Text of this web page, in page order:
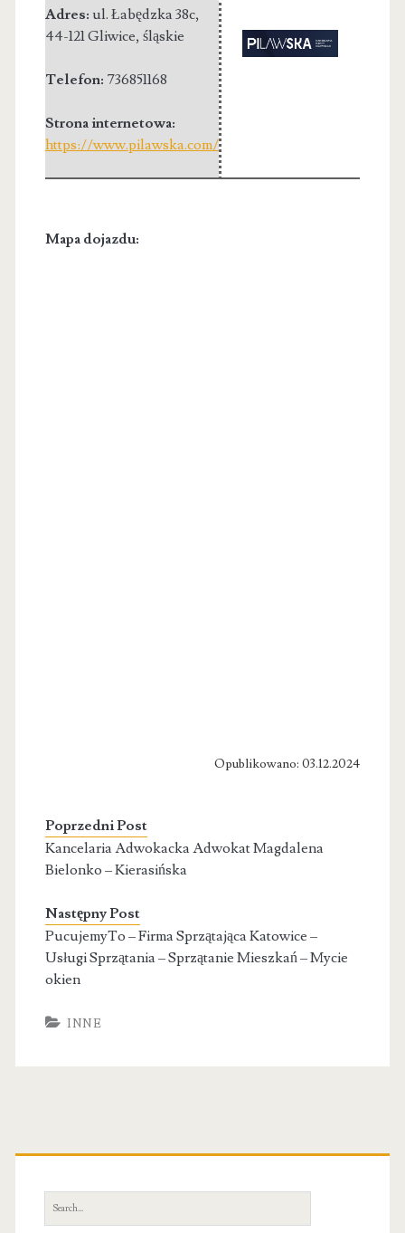
Adres: ul. Łabędzka 38c,
44-121 Gliwice, śląskie
Telefon: 736851168
Strona internetowa:
https://www.pilawska.com/
Mapa dojazdu:
Opublikowano: 03.12.2024
Poprzedni Post
Kancelaria Adwokacka Adwokat Magdalena
Bielonko – Kierasińska
Następny Post
PucujemyTo – Firma Sprzątająca Katowice –
Usługi Sprzątania – Sprzątanie Mieszkań – Mycie
okien
INNE
Primary
Sidebar
Search
for: